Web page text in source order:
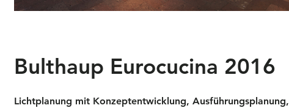
Bulthaup Eurocucina 2016
Lichtplanung mit Konzeptentwicklung, Ausführungsplanung,